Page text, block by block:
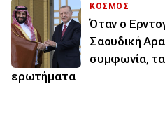
ΚΟΣΜΟΣ
Όταν ο
Σαουδική
συμφωνία,
ερωτήματα